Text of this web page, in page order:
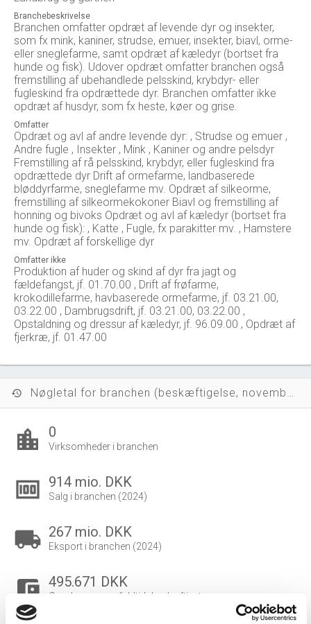
Branchebeskrivelse
Branchen omfatter opdræt af levende dyr og insekter,
som fx mink, kaniner, strudse, emuer, insekter, biavl, orme-
eller sneglefarme, samt opdræt af kæledyr (bortset fra
hunde og fisk). Udover opdræt omfatter branchen også
fremstilling af ubehandlede pelsskind, krybdyr- eller
fugleskind fra opdrættede dyr. Branchen omfatter ikke
opdræt af husdyr, som fx heste, køer og grise.
Omfatter
Opdræt og avl af andre levende dyr: , Strudse og emuer ,
Andre fugle , Insekter , Mink , Kaniner og andre pelsdyr
Fremstilling af rå pelsskind, krybdyr, eller fugleskind fra
opdrættede dyr Drift af ormefarme, landbaserede
bløddyrfarme, sneglefarme mv. Opdræt af silkeorme,
fremstilling af silkeormekokoner Biavl og fremstilling af
honning og bivoks Opdræt og avl af kæledyr (bortset fra
hunde og fisk): , Katte , Fugle, fx parakitter mv. , Hamstere
mv. Opdræt af forskellige dyr
Omfatter ikke
Produktion af huder og skind af dyr fra jagt og
fældefangst, jf. 01.70.00 , Drift af frøfarme,
krokodillefarme, havbaserede ormefarme, jf. 03.21.00,
03.22.00 , Dambrugsdrift, jf. 03.21.00, 03.22.00 ,
Opstaldning og dressur af kæledyr, jf. 96.09.00 , Opdræt af
fjerkræ, jf. 01.47.00
history Nøgletal for branchen (beskæftigelse, november 2023)
location_city 0
Virksomheder i branchen
money 914 mio. DKK
Salg i branchen (2024)
local_shipping 267 mio. DKK
Eksport i branchen (2024)
account_balance_wallet 495.671 DKK
Gns. lønsum pr. fuldtidsbeskæftiget